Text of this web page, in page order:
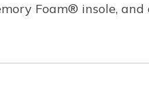
Foam® insole,